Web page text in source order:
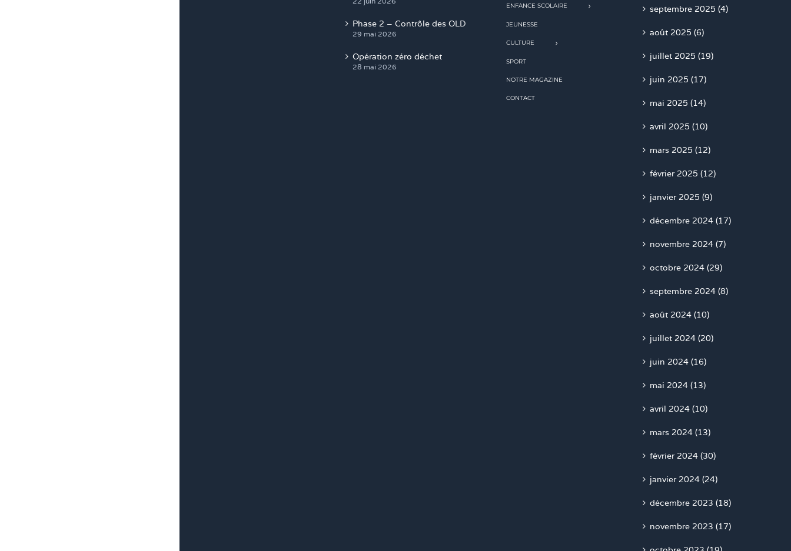
Phase 2 – Contrôle des OLD
29 mai 2026
Opération zéro déchet
28 mai 2026
ENFANCE SCOLAIRE
JEUNESSE
CULTURE
SPORT
NOTRE MAGAZINE
CONTACT
septembre 2025 (4)
août 2025 (6)
juillet 2025 (19)
juin 2025 (17)
mai 2025 (14)
avril 2025 (10)
mars 2025 (12)
février 2025 (12)
janvier 2025 (9)
décembre 2024 (17)
novembre 2024 (7)
octobre 2024 (29)
septembre 2024 (8)
août 2024 (10)
juillet 2024 (20)
juin 2024 (16)
mai 2024 (13)
avril 2024 (10)
mars 2024 (13)
février 2024 (30)
janvier 2024 (24)
décembre 2023 (18)
novembre 2023 (17)